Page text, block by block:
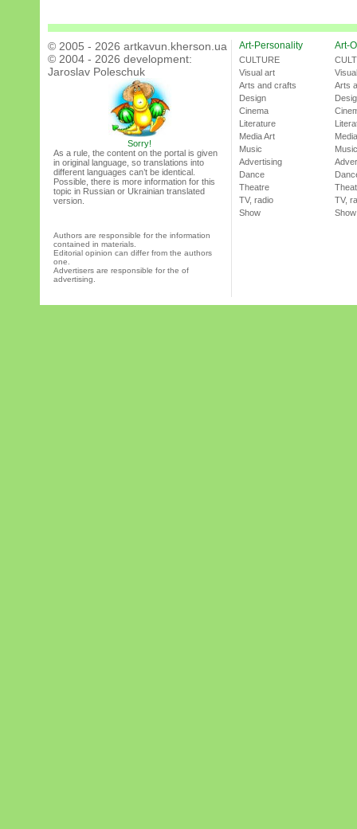
© 2005 - 2026 artkavun.kherson.ua
© 2004 - 2026 development:
Jaroslav Poleschuk
Sorry!
As a rule, the content on the portal is given
in original language, so translations into
different languages can’t be identical.
Possible, there is more information for this
topic in Russian or Ukrainian translated
version.
Authors are responsible for the information
contained in materials.
Editorial opinion can differ from the authors
one.
Advertisers are responsible for the of
advertising.
Art-Personality
CULTURE
Visual art
Arts and crafts
Design
Cinema
Literature
Media Art
Music
Advertising
Dance
Theatre
TV, radio
Show
Art-
Arts
Music
TV,
Show